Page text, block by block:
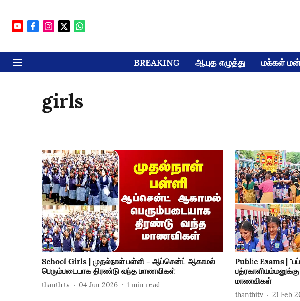
BREAKING ஆயுத எழுத்து மக்கள்
girls
School Girls | முதல்நாள் பள்ளி - ஆப்சென்ட் ஆகாமல்
பெரும்படையாக திரண்டு வந்த மாணவிகள்
thanthitv 04 Jun 2026 1 min read
Public Exams |
மாணவிகள்
thanthitv 21 Feb